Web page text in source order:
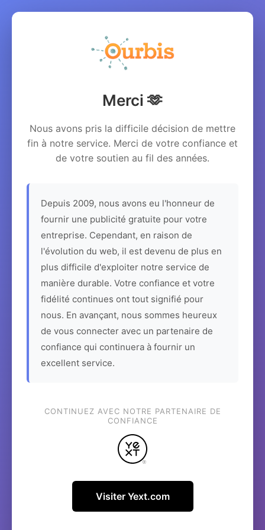
Merci 🫶
Nous avons pris la difficile décision de mettre
fin à notre service. Merci de votre confiance et
de votre soutien au fil des années.
Depuis 2009, nous avons eu l'honneur de
fournir une publicité gratuite pour votre
entreprise. Cependant, en raison de
l'évolution du web, il est devenu de plus en
plus difficile d'exploiter notre service de
manière durable. Votre confiance et votre
fidélité continues ont tout signifié pour
nous. En avançant, nous sommes heureux
de vous connecter avec un partenaire de
confiance qui continuera à fournir un
excellent service.
CONTINUEZ AVEC NOTRE PARTENAIRE DE
CONFIANCE
Visiter Yext.com